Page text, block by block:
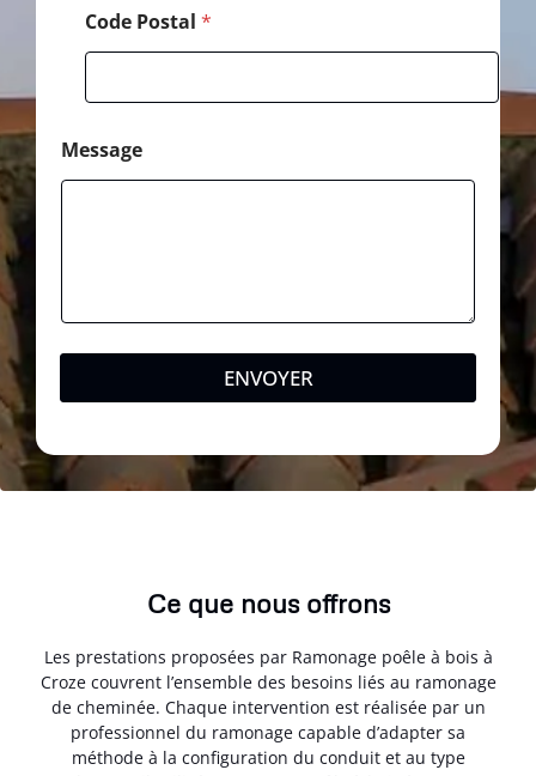
Code Postal *
Message
ENVOYER
Ce que nous offrons
Les prestations proposées par Ramonage poêle à bois à
Croze couvrent l’ensemble des besoins liés au ramonage
de cheminée. Chaque intervention est réalisée par un
professionnel du ramonage capable d’adapter sa
méthode à la configuration du conduit et au type